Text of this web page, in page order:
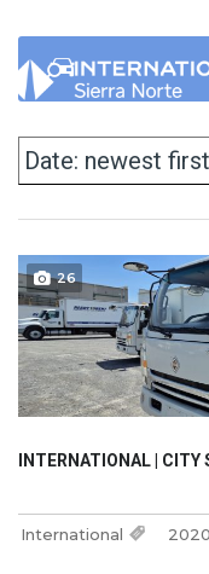
26
INTERNATIONAL |
International 2020